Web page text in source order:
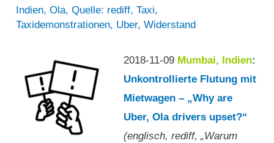
es
mit
aufzunehmen“
Indien,Ola,Quelle: rediff,Taxi,
Taxidemonstrationen, Uber,Widerstand
2018-11-09 Mumbai, Indien:
Unkontrollierte Flutung mit
Mietwagen – „Why are
Uber, Ola drivers upset?“
(englisch, rediff, „Warum